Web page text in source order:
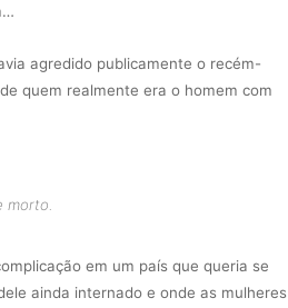
agredido publicamente o recém-
quem realmente era o homem com
morto.
em um país que queria se
ainda internado e onde as mulheres